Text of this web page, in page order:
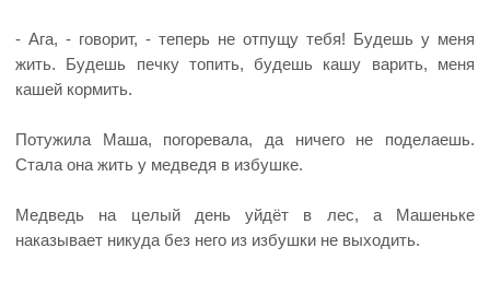
- Ага, - говорит, - теперь не отпущу тебя! Будешь у меня
жить. Будешь печку топить, будешь кашу варить, меня
кашей кормить.
Потужила Маша, погоревала, да ничего не поделаешь.
Стала она жить у медведя в избушке.
Медведь на целый день уйдёт в лес, а Машеньке
наказывает никуда без него из избушки не выходить.